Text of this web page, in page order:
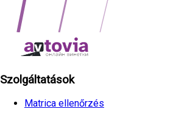
Szolgáltatások
Matrica ellenőrzés